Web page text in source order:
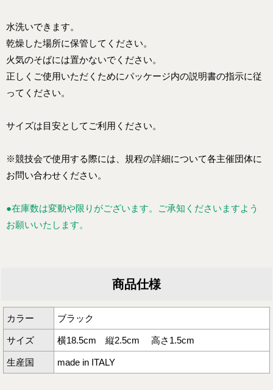
水洗いできます。
乾燥した場所に保管してください。
火気のそばには置かないでください。
正しくご使用いただくためにパッケージ内の説明書の指示に従
ってください。
サイズは目安としてご利用ください。
※競技会で使用する際には、規程の詳細について各主催団体に
お問い合わせください。
●在庫数は変動や限りがございます。ご承知くださいますよう
お願いいたします。
商品仕様
カラー ブラック
サイズ 横18.5cm 縦2.5cm 高さ1.5cm
生産国 made in ITALY